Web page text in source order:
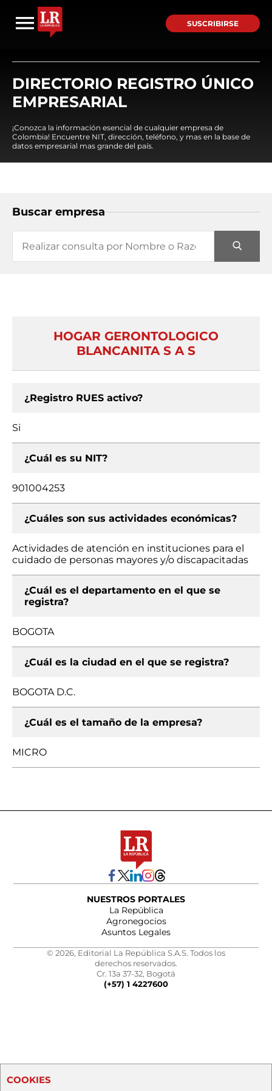
SUSCRIBIRSE
DIRECTORIO REGISTRO ÚNICO
EMPRESARIAL
¡Conozca la información esencial de cualquier empresa de
Colombia! Encuentre NIT, dirección, teléfono, y mas en la base de
datos empresarial mas grande del país.
Buscar empresa
HOGAR GERONTOLOGICO
BLANCANITA S A S
¿Registro RUES activo?
Si
¿Cuál es su NIT?
901004253
¿Cuáles son sus actividades económicas?
Actividades de atención en instituciones para el
cuidado de personas mayores y/o discapacitadas
¿Cuál es el departamento en el que se
registra?
BOGOTA
¿Cuál es la ciudad en el que se registra?
BOGOTA D.C.
¿Cuál es el tamaño de la empresa?
MICRO
NUESTROS PORTALES
La República
Agronegocios
Asuntos Legales
© 2026, Editorial La República S.A.S. Todos los
derechos reservados.
Cr. 13a 37-32, Bogotá
(+57) 1 4227600
COOKIES